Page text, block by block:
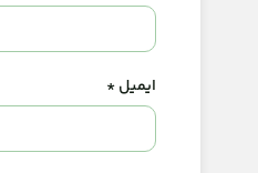
ایمیل*